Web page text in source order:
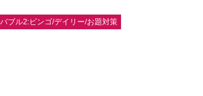
バブル2:ビンゴ/デイリー/お題対策